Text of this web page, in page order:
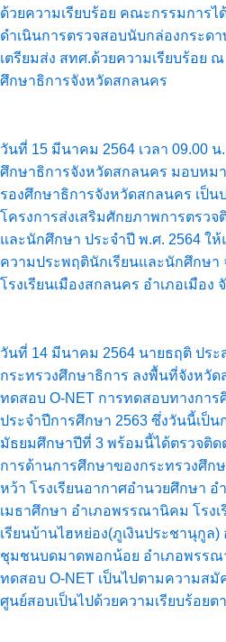
ด้วยความเรียบร้อย คณะกรรมการไ
ดำเนินการตรวจสอบนับกล่องกระด
เตรียมส่ง สทศ.ด้วยความเรียบร้อย
ศึกษาธิการจังหวัดสกลนคร
วันที่ 15 มีนาคม 2564 เวลา 09.00
ศึกษาธิการจังหวัดสกลนคร มอบหม
รองศึกษาธิการจังหวัดสกลนคร เป็น
โครงการส่งเสริมศักยภาพการตรว
และนักศึกษา ประจำปี พ.ศ. 2564 ใ
ความประพฤตินักเรียนและนักศึกษ
โรงเรียนเมืองสกลนคร อำเภอเมือง
วันที่ 14 มีนาคม 2564 นายธฤติ ปร
กระทรวงศึกษาธิการ ลงพื้นที่จังหวัด
ทดสอบ O-NET การทดสอบทางกา
ประจำปีการศึกษา 2563 ซึ่งวันนี้เป็
มัธยมศึกษาปีที่ 3 พร้อมนี้ได้ตรวจติ
การด้านการศึกษาของกระทรวงศึก
หว้า โรงเรียนอากาศอำนวยศึกษา อ
เมธาศึกษา อำเภอพรรณานิคม โรง
เรียนบ้านไฮหย่อง(ภูเงินประชานุกูล)
ชุมชนบดมาดพอกน้อย อำเภอพรร
ทดสอบ O-NET เป็นไปตามความสมั
ศูนย์สอบเป็นไปด้วยความเรียบร้อย